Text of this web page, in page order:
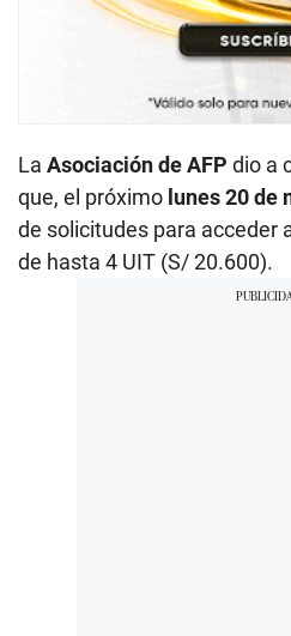
La Asociación de AFP dio a
que, el próximo lunes 20 de
de solicitudes para acceder
de hasta 4 UIT (S/ 20.600).